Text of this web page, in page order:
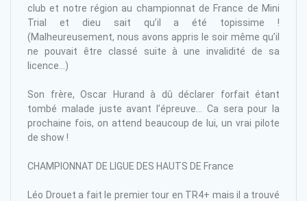
club et notre région au championnat de France de Mini
Trial et dieu sait qu’il a été topissime !
(Malheureusement, nous avons appris le soir même qu’il
ne pouvait être classé suite à une invalidité de sa
licence…)
Son frère, Oscar Hurand à dû déclarer forfait étant
tombé malade juste avant l’épreuve… Ca sera pour la
prochaine fois, on attend beaucoup de lui, un vrai pilote
de show !
CHAMPIONNAT DE LIGUE DES HAUTS DE France
Léo Drouet a fait le premier tour en TR4+ mais il a trouvé